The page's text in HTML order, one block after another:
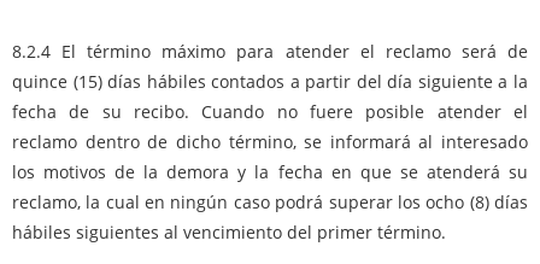
8.2.4 El término máximo para atender el reclamo será de
quince (15) días hábiles contados a partir del día siguiente a la
fecha de su recibo. Cuando no fuere posible atender el
reclamo dentro de dicho término, se informará al interesado
los motivos de la demora y la fecha en que se atenderá su
reclamo, la cual en ningún caso podrá superar los ocho (8) días
hábiles siguientes al vencimiento del primer término.